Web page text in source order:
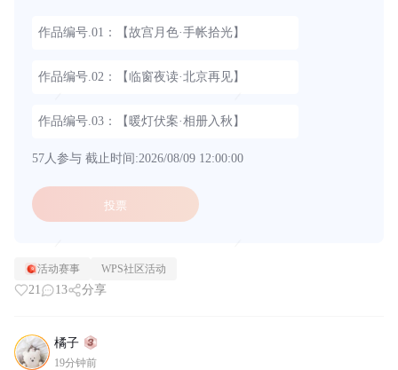
作品编号.01：【故宫月色·手帐拾光】
作品编号.02：【临窗夜读·北京再见】
作品编号.03：【暖灯伏案·相册入秋】
57人参与 截止时间:2026/08/09 12:00:00
投票
活动赛事 WPS社区活动
21 13 分享
橘子
19分钟前